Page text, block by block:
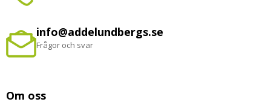
info@addelundbergs.se
Frågor och svar
Om oss